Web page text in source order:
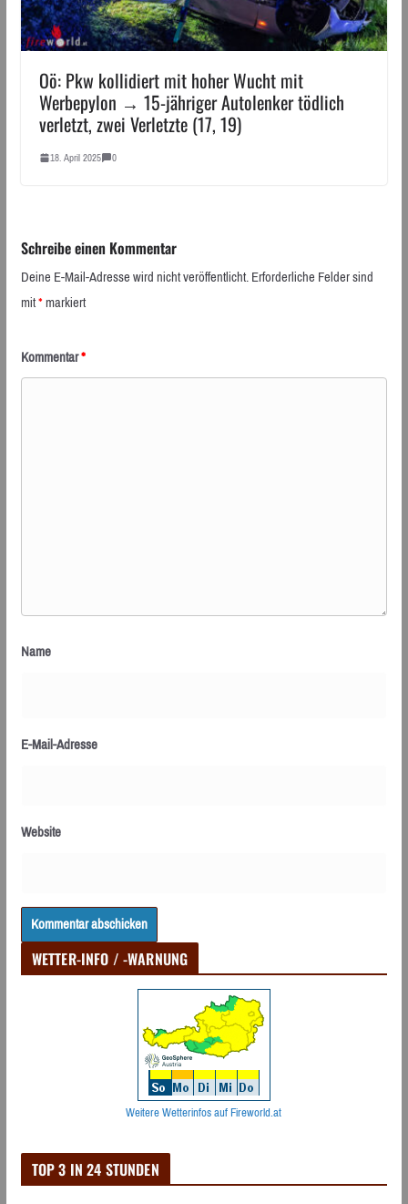
Oö: Pkw kollidiert mit hoher Wucht mit
Werbepylon → 15-jähriger Autolenker tödlich
verletzt, zwei Verletzte (17, 19)
18. April 2025 0
Schreibe einen Kommentar
Deine E-Mail-Adresse wird nicht veröffentlicht.Erforderliche Felder sind
mit*markiert
Kommentar*
Name
E-Mail-Adresse
Website
WETTER-INFO / -WARNUNG
Weitere Wetterinfos auf Fireworld.at
TOP 3 IN 24 STUNDEN